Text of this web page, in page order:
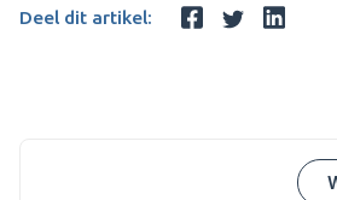
Deel dit artikel: